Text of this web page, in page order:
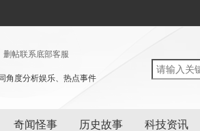
删帖联系底部客服
角度分析娱乐、热点事件
奇闻怪事 历史故事 科技资讯